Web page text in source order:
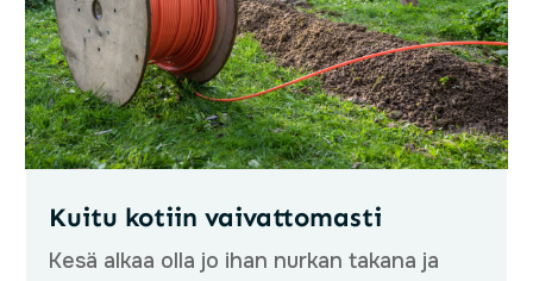
Kuitu kotiin vaivattomasti
Kesä alkaa olla jo ihan nurkan takana ja